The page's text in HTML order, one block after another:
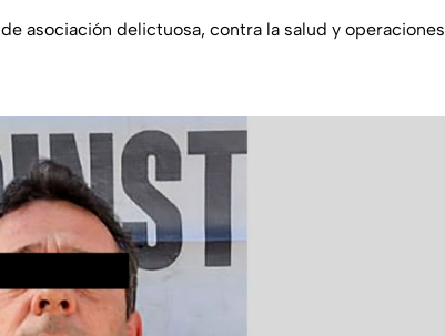
de asociación delictuosa, contra la salud y operaciones